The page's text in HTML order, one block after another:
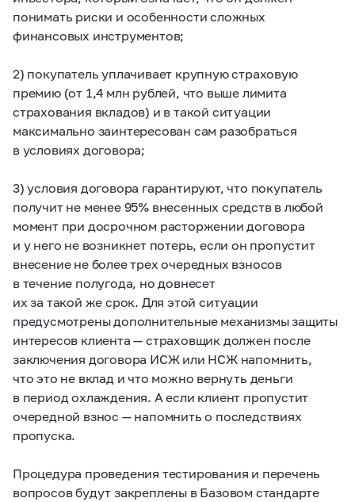
понимать риски и особенности сложных
финансовых инструментов;
2) покупатель уплачивает крупную страховую
премию (от 1,4 млн рублей, что выше лимита
страхования вкладов) и в такой ситуации
максимально заинтересован сам разобраться
в условиях договора;
3) условия договора гарантируют, что покупатель
получит не менее 95% внесенных средств в любой
момент при досрочном расторжении договора
и у него не возникнет потерь, если он пропустит
внесение не более трех очередных взносов
в течение полугода, но довнесет
их за такой же срок. Для этой ситуации
предусмотрены дополнительные механизмы защиты
интересов клиента — страховщик должен после
заключения договора ИСЖ или НСЖ напомнить,
что это не вклад и что можно вернуть деньги
в период охлаждения. А если клиент пропустит
очередной взнос — напомнить о последствиях
пропуска.
Процедура проведения тестирования и перечень
вопросов будут закреплены в Базовом стандарте